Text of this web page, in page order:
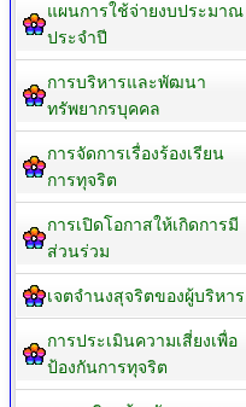
แผนการใช้จ่ายงบประมาณ
ประจำปี
การบริหารและพัฒนา
ทรัพยากรบุคคล
การจัดการเรื่องร้องเรียน
การทุจริต
การเปิดโอกาสให้เกิดการมี
ส่วนร่วม
เจตจำนงสุจริตของผู้บริหาร
การประเมินความเสี่ยงเพื่อ
ป้องกันการทุจริต